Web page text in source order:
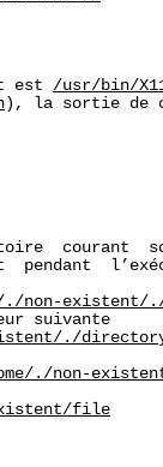
est
/usr/bin/
), la sortie de
courant
pendant
./non-
suivante
./
./non-
file